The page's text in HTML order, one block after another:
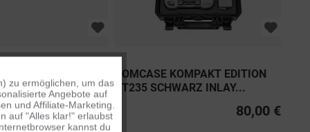
199,00 €
TOMCASE KOMPAKT EDITION
XT235 SCHWARZ INLAY...
80,00 €
Aktiv
Inaktiv
zu ermöglichen, um das
Angebote auf
und Affiliate-Marketing.
auf "Alles klar!" erlaubst
kannst du